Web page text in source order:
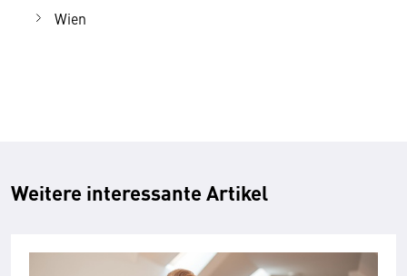
Wien
Weitere interessante Artikel